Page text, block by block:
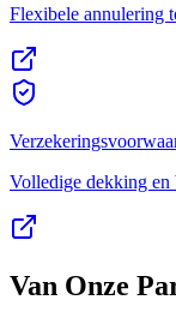
Flexibele annulering
Volledige dekking en
Van Onze